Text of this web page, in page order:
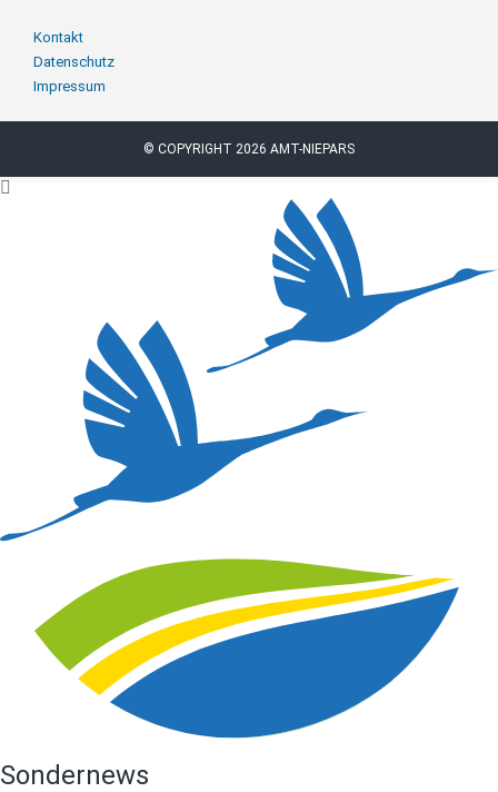
Navigation
überspringen
Kontakt
Datenschutz
Impressum
© COPYRIGHT 2026 AMT-NIEPARS
Sondernews